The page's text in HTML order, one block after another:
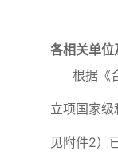
各相关单位
根据《
立项国家
见附件2）